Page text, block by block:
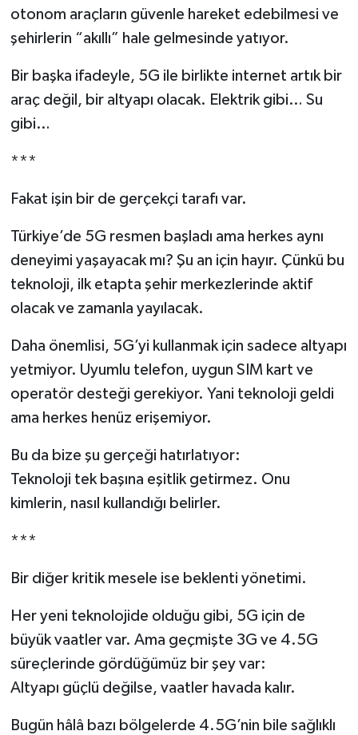
otonom araçların güvenle hareket edebilmesi ve
şehirlerin “akıllı” hale gelmesinde yatıyor.
Bir başka ifadeyle, 5G ile birlikte internet artık bir
araç değil, bir altyapı olacak. Elektrik gibi… Su
gibi…
***
Fakat işin bir de gerçekçi tarafı var.
Türkiye’de 5G resmen başladı ama herkes aynı
deneyimi yaşayacak mı? Şu an için hayır. Çünkü bu
teknoloji, ilk etapta şehir merkezlerinde aktif
olacak ve zamanla yayılacak.
Daha önemlisi, 5G’yi kullanmak için sadece altyapı
yetmiyor. Uyumlu telefon, uygun SIM kart ve
operatör desteği gerekiyor. Yani teknoloji geldi
ama herkes henüz erişemiyor.
Bu da bize şu gerçeği hatırlatıyor:
Teknoloji tek başına eşitlik getirmez. Onu
kimlerin, nasıl kullandığı belirler.
***
Bir diğer kritik mesele ise beklenti yönetimi.
Her yeni teknolojide olduğu gibi, 5G için de
büyük vaatler var. Ama geçmişte 3G ve 4.5G
süreçlerinde gördüğümüz bir şey var:
Altyapı güçlü değilse, vaatler havada kalır.
Bugün hâlâ bazı bölgelerde 4.5G’nin bile sağlıklı